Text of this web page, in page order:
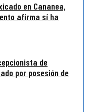
en Cananea,
afirma sí ha
de
por posesión de